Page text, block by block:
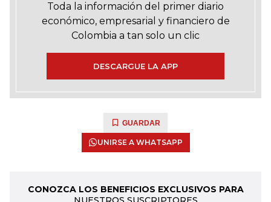
Toda la información del primer diario
económico, empresarial y financiero de
Colombia a tan solo un clic
DESCARGUE LA APP
GUARDAR
UNIRSE A WHATSAPP
CONOZCA LOS BENEFICIOS EXCLUSIVOS PARA